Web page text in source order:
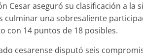
Cesar aseguró su clasificación a
culminar una sobresaliente
con 14 puntos de 18 posibles.
cesarense disputó seis